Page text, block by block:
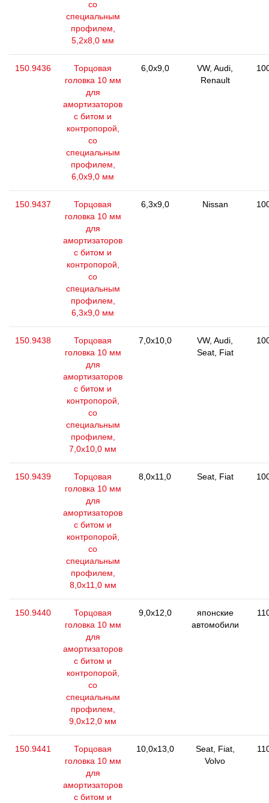
со
специальным
профилем,
5,2х8,0 мм
150.9436
Торцовая
головка 10 мм
для
амортизаторов
с битом и
контропорой,
со
специальным
профилем,
6,0х9,0 мм
6,0x9,0
VW, Audi,
Renault
150.9437
Торцовая
головка 10 мм
для
амортизаторов
с битом и
контропорой,
со
специальным
профилем,
6,3х9,0 мм
6,3x9,0 Nissan
150.9438
Торцовая
головка 10 мм
для
амортизаторов
с битом и
контропорой,
со
специальным
профилем,
7,0х10,0 мм
7,0x10,0
VW, Audi,
Seat, Fiat
150.9439
Торцовая
головка 10 мм
для
амортизаторов
с битом и
контропорой,
со
специальным
профилем,
8,0х11,0 мм
8,0x11,0 Seat, Fiat
150.9440
Торцовая
головка 10 мм
для
амортизаторов
с битом и
контропорой,
со
специальным
профилем,
9,0х12,0 мм
9,0x12,0
японские
автомобили
150.9441
Торцовая
головка 10 мм
для
амортизаторов
с битом и
10,0x13,0
Seat, Fiat,
Volvo